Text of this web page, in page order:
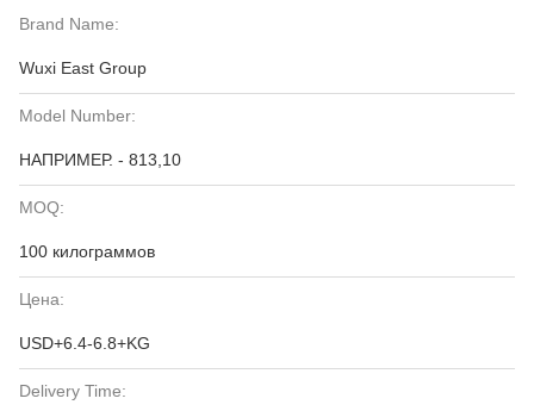
Brand Name:
Wuxi East Group
Model Number:
НАПРИМЕР. - 813,10
MOQ:
100 килограммов
Цена:
USD+6.4-6.8+KG
Delivery Time: